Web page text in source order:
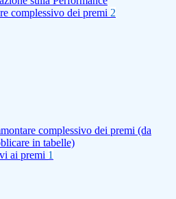
complessivo dei premi 2
complessivo dei premi (da
in tabelle)
ai premi 1